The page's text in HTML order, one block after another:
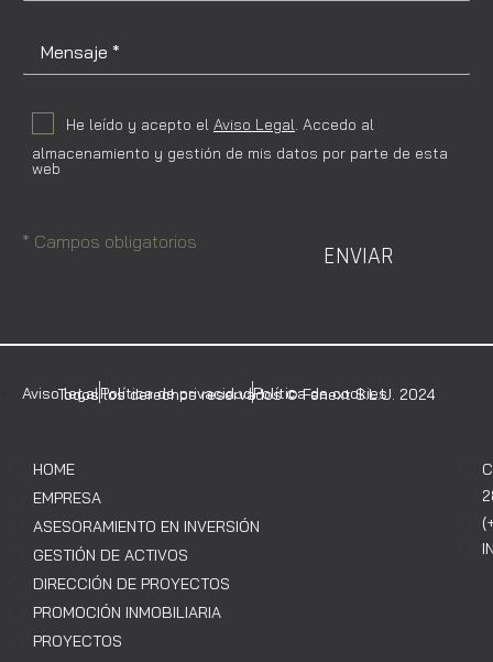
He leído y acepto el Aviso Legal. Accedo al
almacenamiento y gestión de mis datos por parte de esta
web
* Campos obligatorios ENVIAR
Aviso legalPolítica de privacidadPolítica de cookies
Todos los derechos reservados © Fenext S.L.U. 2024
HOME
EMPRESA
ASESORAMIENTO EN INVERSIÓN
GESTIÓN DE ACTIVOS
DIRECCIÓN DE PROYECTOS
PROMOCIÓN INMOBILIARIA
PROYECTOS